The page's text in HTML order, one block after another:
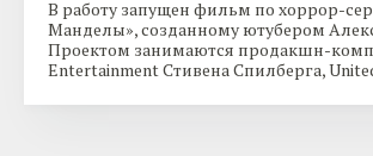
В работу запущен фильм по хоррор-
Манделы», созданному ютубером
Проектом занимаются продакшн-
Entertainment Стивена Спилберга,